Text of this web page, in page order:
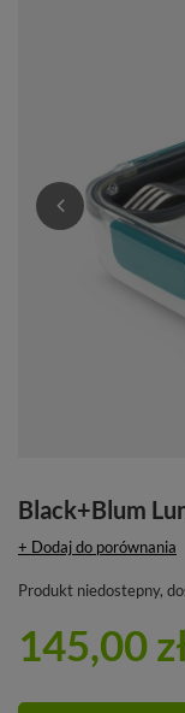
Black+Blum
+ Dodaj do porównania
Produkt niedostepny,
145,00